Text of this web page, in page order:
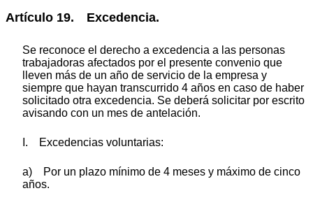
Artículo 19. Excedencia.
Se reconoce el derecho a excedencia a las personas
trabajadoras afectados por el presente convenio que
lleven más de un año de servicio de la empresa y
siempre que hayan transcurrido 4 años en caso de haber
solicitado otra excedencia. Se deberá solicitar por escrito
avisando con un mes de antelación.
I. Excedencias voluntarias:
a) Por un plazo mínimo de 4 meses y máximo de cinco
años.